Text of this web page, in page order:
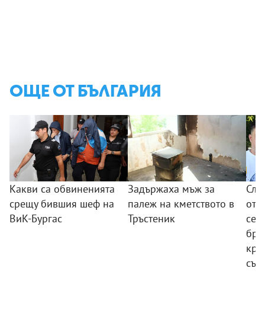
ОЩЕ ОТ БЪЛГАРИЯ
Какви са обвиненията
срещу бившия шеф на
ВиК-Бургас
Задържаха мъж за
палеж на кметството в
Тръстеник
от